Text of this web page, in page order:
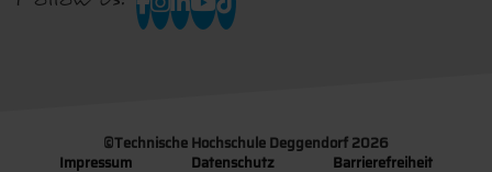
©Technische Hochschule Deggendorf 2026
Impressum
Datenschutz Barrierefreiheit